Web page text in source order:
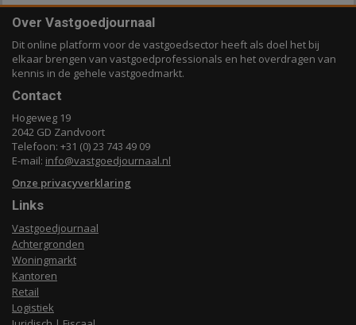
Over Vastgoedjournaal
Dit online platform voor de vastgoedsector heeft als doel het bij
elkaar brengen van vastgoedprofessionals en het overdragen van
kennis in de gehele vastgoedmarkt.
Contact
Hogeweg 19
2042 GD Zandvoort
Telefoon: +31 (0) 23 743 49 09
E-mail: info@vastgoedjournaal.nl
Onze privacyverklaring
Links
Vastgoedjournaal
Achtergronden
Woningmarkt
Kantoren
Retail
Logistiek